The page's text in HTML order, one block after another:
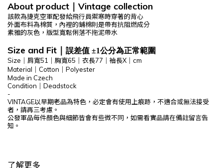
About product Vintage collection
該款為捷克空軍配發給飛行員禦寒時穿著的背心
外面布料為棉質，內裡的鋪棉則是帶有抗阻燃成分
素雅的灰色，版型寬鬆俐落不拖泥帶水
Size and Fit 誤差值 ±1公分為正常範圍
Size｜肩寬51｜胸寬65｜衣長77｜袖長X｜cm
Material｜ Cotton｜ Polyester
Made in Czech
Condition｜Deadstock
-
VINTAGE以早期老品為特色，必定會有使用上痕跡，不適合或無法接受
者，請再三考慮。
公發軍品每件顏色與細節皆會有些微不同，如需看實品請在備註留言告
知。
了解更多